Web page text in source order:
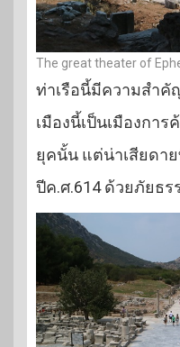
The great theater of
ท่าเรือนี้มีความสำคั
เมืองนี้เป็นเมืองกา
ยุคนั้น แต่น่าเสียดา
ปีค.ศ.614 ด้วยภัยธ